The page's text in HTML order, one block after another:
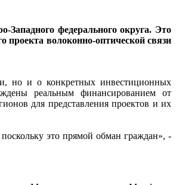
федерального округа. Это
проекта волоконно-оптической связи
но и о конкретных инвестиционных
реальным финансированием от
для представления проектов и их
это прямой обман граждан», -